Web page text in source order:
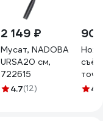
2 149 ₽
Мусат, NADOBA
URSA20 см,
722615
4.7(12) 4.9